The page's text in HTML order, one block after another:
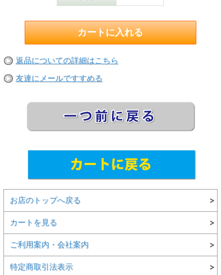
返品についての詳細はこちら
友達にメールですすめる
お店のトップへ戻る
カートを見る
ご利用案内・会社案内
特定商取引法表示